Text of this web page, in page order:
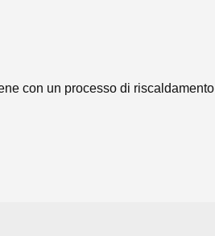
con un processo di